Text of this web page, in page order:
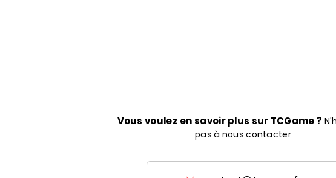
Vous voulez en savoir plus sur TCGame ?
pas à nous contacter